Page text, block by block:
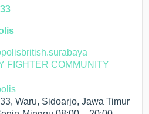
FIGHTER COMMUNITY
Waru, Sidoarjo, Jawa Timur